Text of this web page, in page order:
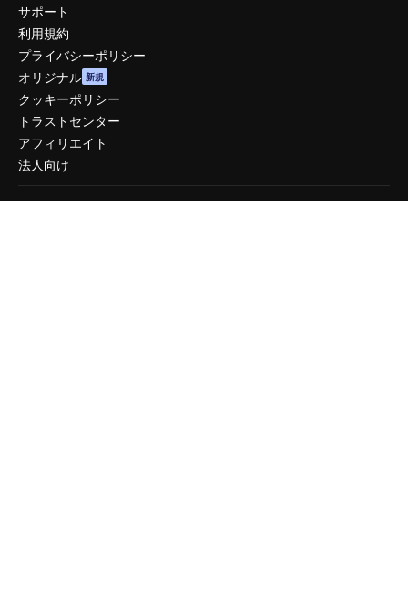
サポート
利用規約
プライバシーポリシー
オリジナル 新規
クッキーポリシー
トラストセンター
アフィリエイト
法人向け